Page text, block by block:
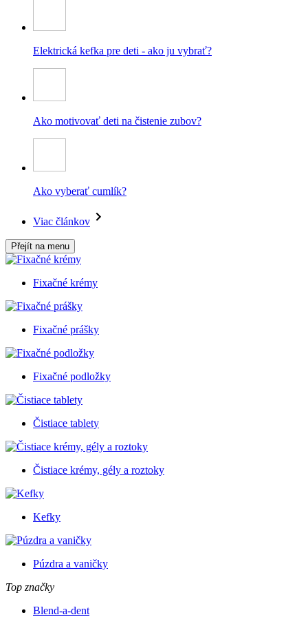
Elektrická kefka pre deti - ako ju vybrať?
Ako motivovať deti na čistenie zubov?
Ako vyberať cumlík?
Viac článkov
Přejít na menu
Fixačné krémy
Fixačné prášky
Fixačné podložky
Čistiace tablety
Čistiace krémy, gély a roztoky
Kefky
Púzdra a vaničky
Top značky
Blend-a-dent